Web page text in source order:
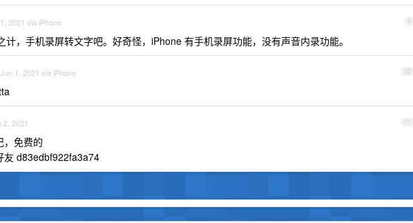
9
2021 via iPhone
计，手机录屏转文字吧。好奇怪，iPhone 有手机录屏功能，没有声音内录功能。
10
Jun 1, 2021 via iPhone
11
2, 2021
，免费的
友 d83edbf922fa3a74